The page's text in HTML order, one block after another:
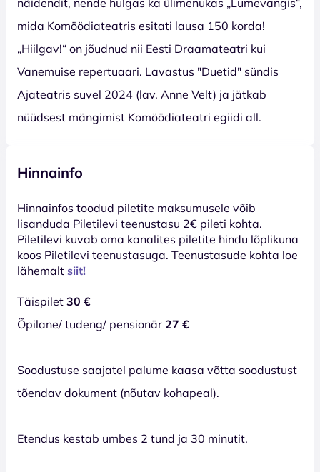
mida Komöödiateatris esitati lausa 150 korda!
„Hiilgav!“ on jõudnud nii Eesti Draamateatri kui
Vanemuise repertuaari. Lavastus "Duetid" sündis
Ajateatris suvel 2024 (lav. Anne Velt) ja jätkab
nüüdsest mängimist Komöödiateatri egiidi all.
Hinnainfo
Hinnainfos toodud piletite maksumusele võib
lisanduda Piletilevi teenustasu 2€ pileti kohta.
Piletilevi kuvab oma kanalites piletite hindu lõplikuna
koos Piletilevi teenustasuga. Teenustasude kohta loe
lähemalt siit!
Täispilet 30 €
Õpilane/ tudeng/ pensionär 27 €
Soodustuse saajatel palume kaasa võtta soodustust
tõendav dokument (nõutav kohapeal).
Etendus kestab umbes 2 tund ja 30 minutit.